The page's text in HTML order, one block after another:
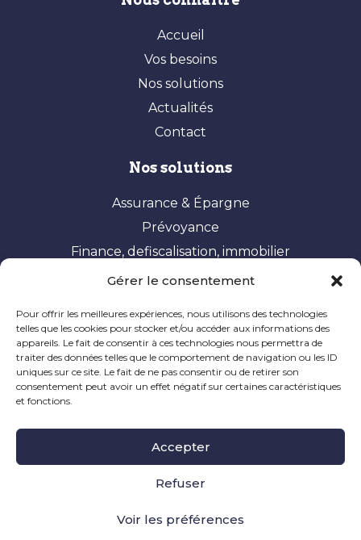
Gérer le consentement
Pour offrir les meilleures expériences, nous utilisons des technologies
telles que les cookies pour stocker et/ou accéder aux informations des
appareils. Le fait de consentir à ces technologies nous permettra de
traiter des données telles que le comportement de navigation ou les ID
uniques sur ce site. Le fait de ne pas consentir ou de retirer son
consentement peut avoir un effet négatif sur certaines caractéristiques
et fonctions.
Accepter
Refuser
Voir les préférences
Accueil
Vos besoins
Nos solutions
Actualités
Contact
Nos solutions
Assurance & Épargne
Prévoyance
Finance, defiscalisation, immobilier
Vos besoins
Constituer et valoriser son patrimoine
Optimisation fiscale
Préparer sa retraite
Ingénierie patrimoniale
Légales|Réclamation
novembre 2024